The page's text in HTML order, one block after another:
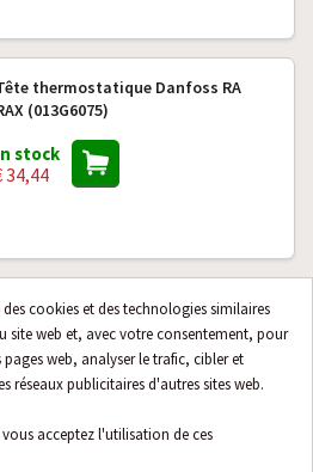
cookies et des technologies similaires
site web et, avec votre consentement, pour
web, analyser le trafic, cibler et
réseaux publicitaires d'autres sites web.
acceptez l'utilisation de ces
thermostatique Danfoss RA
(013G6075)
stock
34,44
de sol Danfoss Icon
stock
12,83